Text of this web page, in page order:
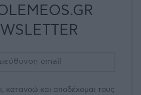
κατανοώ και αποδέχομαι τους